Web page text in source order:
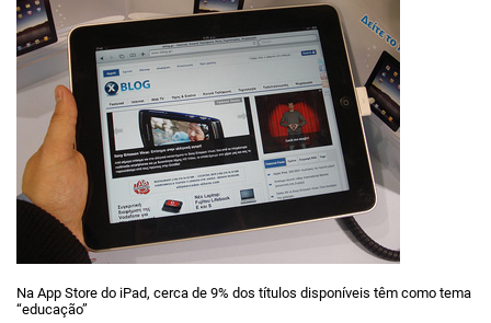
Na App Store do iPad, cerca de 9% dos títulos disponíveis têm como tema
“educação”